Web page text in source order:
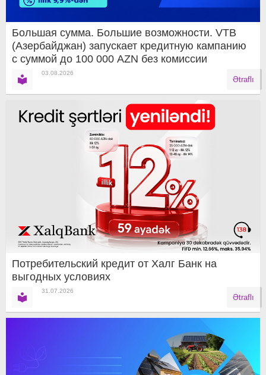
Большая сумма. Большие возможности. VTB
(Азербайджан) запускает кредитную кампанию
с суммой до 100 000 AZN без комиссии
03.08.2026
Ətraflı
Потребительский кредит от Халг Банк на
выгодных условиях
31.07.2026
Ətraflı